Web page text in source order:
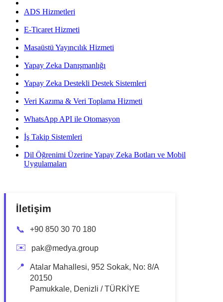
ADS Hizmetleri
E-Ticaret Hizmeti
Masaüstü Yayıncılık Hizmeti
Yapay Zeka Danışmanlığı
Yapay Zeka Destekli Destek Sistemleri
Veri Kazıma & Veri Toplama Hizmeti
WhatsApp API ile Otomasyon
İş Takip Sistemleri
Dil Öğrenimi Üzerine Yapay Zeka Botları ve Mobil
Uygulamaları
İletişim
📞 +90 850 30 70 180
✉️ pak@medya.group
📍
Atalar Mahallesi, 952 Sokak, No: 8/A
20150
Pamukkale, Denizli / TÜRKİYE